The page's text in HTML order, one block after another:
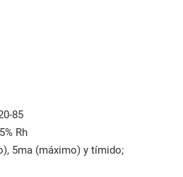
85
Rh
5ma (máximo) y tímido;